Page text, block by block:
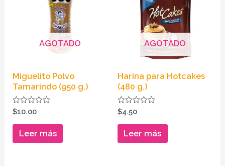
AGOTADO
Miguelito Polvo
Tamarindo (950 g.)
Valorado
en
0
$10.00
Leer más
AGOTADO
Harina para Hotcakes
(480 g.)
Valorado
en
0
$4.50
Leer más